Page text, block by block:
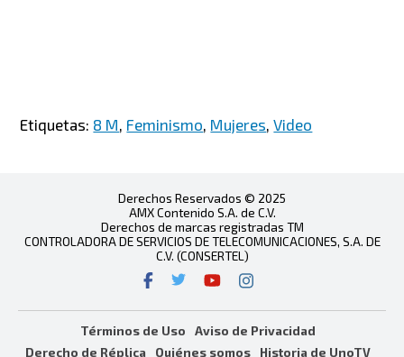
Etiquetas: 8 M, Feminismo, Mujeres,Video
Derechos Reservados © 2025
AMX Contenido S.A. de C.V.
Derechos de marcas registradas TM
CONTROLADORA DE SERVICIOS DE TELECOMUNICACIONES, S.A. DE
C.V. (CONSERTEL)
Términos de Uso
Aviso de Privacidad
Derecho de Réplica
Quiénes somos Historia de UnoTV